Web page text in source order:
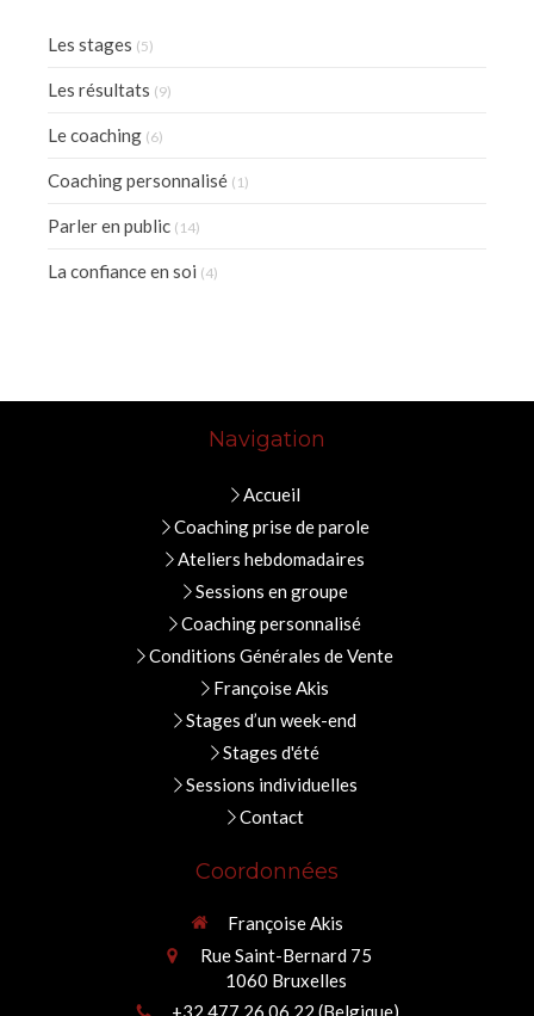
Les stages (5)
Les résultats (9)
Le coaching (6)
Coaching personnalisé (1)
Parler en public (14)
La confiance en soi (4)
Navigation
Accueil
Coaching prise de parole
Ateliers hebdomadaires
Sessions en groupe
Coaching personnalisé
Conditions Générales de Vente
Françoise Akis
Stages d’un week-end
Stages d'été
Sessions individuelles
Contact
Coordonnées
Françoise Akis
Rue Saint-Bernard 75
1060 Bruxelles
+32 477 26 06 22 (Belgique)